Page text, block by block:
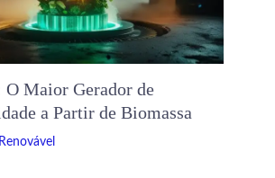
O Maior Gerador de
a Partir de Biomassa